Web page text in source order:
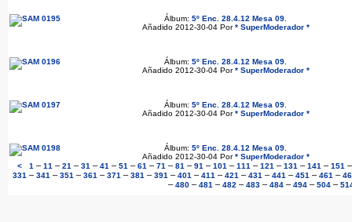
Álbum: 5º Enc. 28.4.12 Mesa 09
Añadido 2012-30-04 Por* SuperModerador *
Álbum: 5º Enc. 28.4.12 Mesa 09
Añadido 2012-30-04 Por* SuperModerador *
Álbum: 5º Enc. 28.4.12 Mesa 09
Añadido 2012-30-04 Por* SuperModerador *
Álbum: 5º Enc. 28.4.12 Mesa 09
Añadido 2012-30-04 Por* SuperModerador *
<
1 – 11 – 21 – 31 – 41 – 51 – 61 – 71 – 81 – 91 – 101 – 111 – 121 – 131 – 141 – 151
331 – 341 – 351 – 361 – 371 – 381 – 391 – 401 – 411 – 421 – 431 – 441 – 451 – 461 –
– 480 – 481 – 482 – 483 – 484 – 494 – 504 –